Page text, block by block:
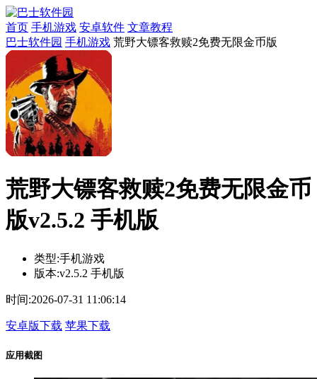
首页 手机游戏 安卓软件 文章教程
巴士软件园 手机游戏 荒野大镖客救赎2免费无限金币版
荒野大镖客救赎2免费无限金币
版v2.5.2 手机版
类型:手机游戏
版本:v2.5.2 手机版
时间:2026-07-31 11:06:14
安卓版下载 苹果下载
应用截图